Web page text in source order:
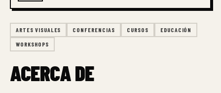
ARTES VISUALES CONFERENCIAS CURSOS EDUCACIÓN
WORKSHOPS
ACERCA DE